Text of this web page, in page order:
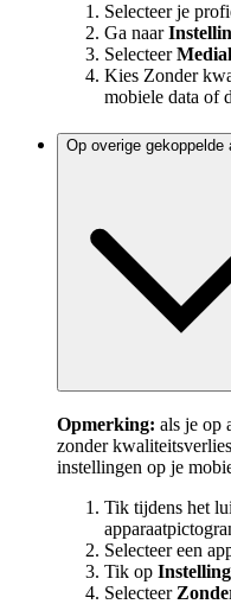
Selecteer je
Ga naar
Selecteer
Kies Zonder
mobiele data of
Op overige gekoppelde
Opmerking: als je op
zonder
instellingen op je
Tik tijdens het
Selecteer een
Tik op
Selecteer